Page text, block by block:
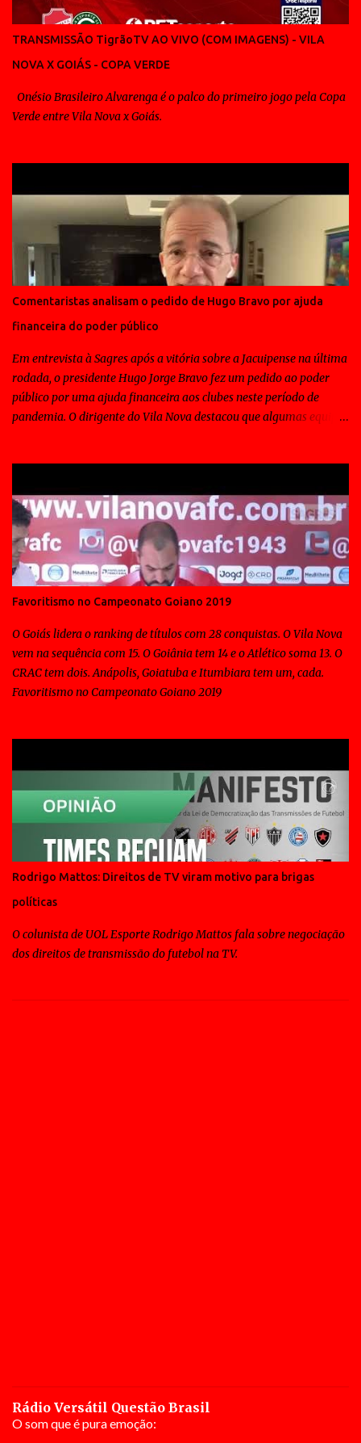
TRANSMISSÃO TigrãoTV AO VIVO (COM IMAGENS) - VILA
NOVA X GOIÁS - COPA VERDE
Onésio Brasileiro Alvarenga é o palco do primeiro jogo pela Copa
Verde entre Vila Nova x Goiás.
Comentaristas analisam o pedido de Hugo Bravo por ajuda
financeira do poder público
Em entrevista à Sagres após a vitória sobre a Jacuipense na última
rodada, o presidente Hugo Jorge Bravo fez um pedido ao poder
público por uma ajuda financeira aos clubes neste período de
pandemia. O dirigente do Vila Nova destacou que algumas equipes
Favoritismo no Campeonato Goiano 2019
O Goiás lidera o ranking de títulos com 28 conquistas. O Vila Nova
vem na sequência com 15. O Goiânia tem 14 e o Atlético soma 13. O
CRAC tem dois. Anápolis, Goiatuba e Itumbiara tem um, cada.
Favoritismo no Campeonato Goiano 2019
Rodrigo Mattos: Direitos de TV viram motivo para brigas
políticas
O colunista de UOL Esporte Rodrigo Mattos fala sobre negociação
dos direitos de transmissão do futebol na TV.
Rádio Versátil Questão Brasil
O som que é pura emoção: